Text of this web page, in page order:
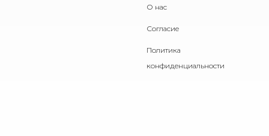
О нас
Согласие
Политика
конфиденциальности